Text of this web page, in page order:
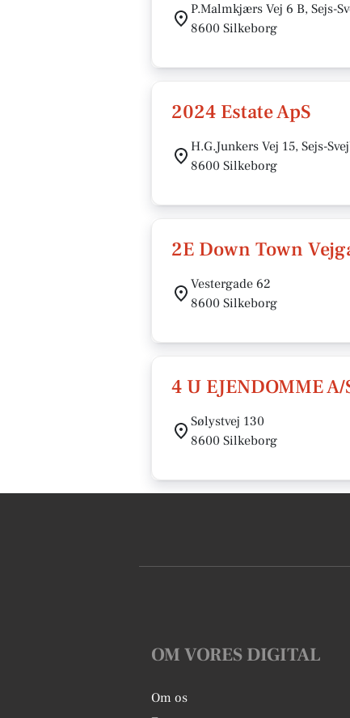
P.Malmkjærs Vej 6 B, Sejs-
8600 Silkeborg
2024 Estate ApS
H.G.Junkers Vej 15, Sejs-
8600 Silkeborg
2E Down Town
Vestergade 62
8600 Silkeborg
4 U EJENDOMME A/
Sølystvej 130
8600 Silkeborg
OM VORES DIGITAL
Om os